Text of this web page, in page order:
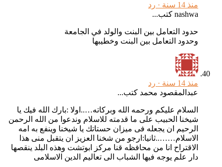
رد
nashwa كتب...
حدود التعامل بين البنت والولد في الجامعة
وحدود التعامل بين البنت وخطيبها
رد
عبدالمقصود محمد كتب...
السلام عليكم ورحمه الله وبركاته…..اولا :بارك الله فيك يا
شيخنا الحبيب على ما قدمته للاسلام وندعوا من الله الرحمن
الرحيم ان يجعله فى ميزان حستاتك يا شيخنا وينفع به امه
الاسلام……..ثانيا:ارجو من شخنا العزيز ان يتقبل منى هذا
الاقتراح انا من محافظه قنا مركز ابوتشت وهذه البلد ينقصها
دار علم يوجه فيها الشباب الى تعاليم الدين الاسلامى